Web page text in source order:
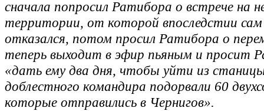
сначала попросил Ратибора о встрече на
территории, от которой впоследстии
отказался, потом просил Ратибора о
теперь выходит в эфир пьяным и просит
«дать ему два дня, чтобы уйти из
доблестного командира подорвали 60
которые отправились в Чернигов».